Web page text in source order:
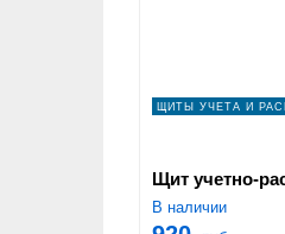
ЩИТЫ УЧЕТА И
Щит учетно-
В наличии